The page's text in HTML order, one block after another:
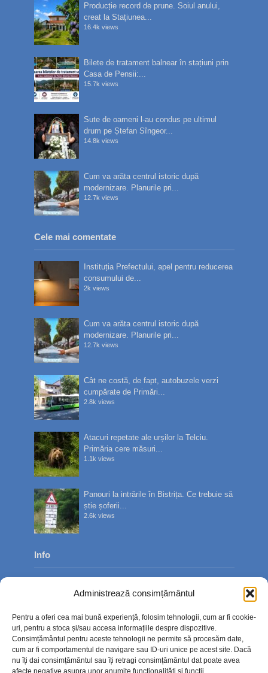
Administrează consimțământul
Pentru a oferi cea mai bună experiență, folosim tehnologii, cum ar fi cookie-
uri, pentru a stoca și/sau accesa informațiile despre dispozitive.
Consimțământul pentru aceste tehnologii ne permite să procesăm date,
cum ar fi comportamentul de navigare sau ID-uri unice pe acest site. Dacă
nu îți dai consimțământul sau îți retragi consimțământul dat poate avea
afecte negative asupra unor anumite funcționalități și funcții.
Producție record de prune. Soiul anului,
creat la Stațiunea...
16.4k views
Bilete de tratament balnear în stațiuni prin
Casa de Pensii:...
15.7k views
Sute de oameni l-au condus pe ultimul
drum pe Ștefan Sîngeor...
14.8k views
Cum va arăta centrul istoric după
modernizare. Planurile pri...
12.7k views
Cele mai comentate
Instituția Prefectului, apel pentru reducerea
consumului de...
2k views
Cum va arăta centrul istoric după
modernizare. Planurile pri...
12.7k views
Cât ne costă, de fapt, autobuzele verzi
cumpărate de Primări...
2.8k views
Atacuri repetate ale urșilor la Telciu.
Primăria cere măsuri...
1.1k views
Panouri la intrările în Bistrița. Ce trebuie să
știe șoferii...
2.6k views
Info
Contact
Politica de confidențialitate
Politică cookie-uri (UE)